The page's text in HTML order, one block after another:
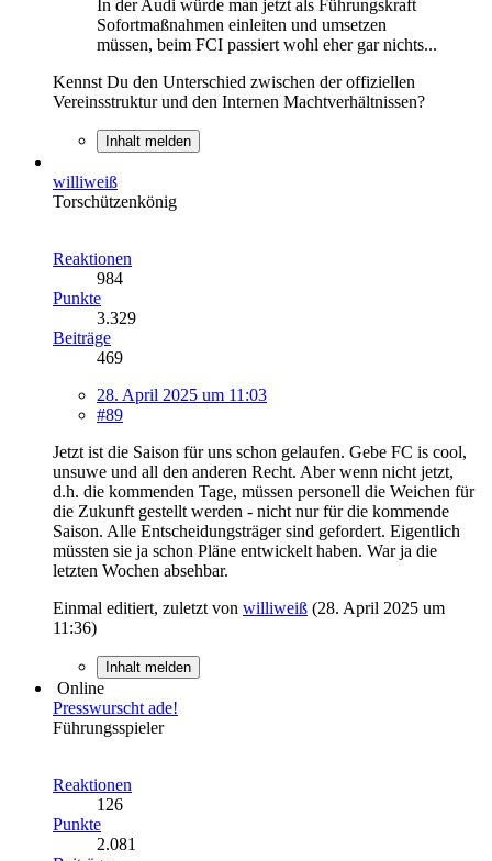
In der Audi würde man jetzt als Führungskraft
Sofortmaßnahmen einleiten und umsetzen
müssen, beim FCI passiert wohl eher gar nichts...
Kennst Du den Unterschied zwischen der offiziellen
Vereinsstruktur und den Internen Machtverhältnissen?
Inhalt melden
williweiß
Torschützenkönig
Reaktionen
984
Punkte
3.329
Beiträge
469
28. April 2025 um 11:03
#89
Jetzt ist die Saison für uns schon gelaufen. Gebe FC is cool,
unsuwe und all den anderen Recht. Aber wenn nicht jetzt,
d.h. die kommenden Tage, müssen personell die Weichen für
die Zukunft gestellt werden - nicht nur für die kommende
Saison. Alle Entscheidungsträger sind gefordert. Eigentlich
müssten sie ja schon Pläne entwickelt haben. War ja die
letzten Wochen absehbar.
Einmal editiert, zuletzt von williweiß (28. April 2025 um
11:36)
Inhalt melden
Online
Presswurscht ade!
Führungsspieler
Reaktionen
126
Punkte
2.081